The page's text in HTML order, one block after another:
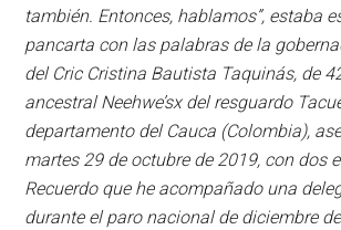
también. Entonces, hablamos”, estaba
pancarta con las palabras de la
del Cric Cristina Bautista Taquinás, de
ancestral Neehwe’sx del resguardo
departamento del Cauca (Colombia),
martes 29 de octubre de 2019, con dos
Recuerdo que he acompañado una
durante el paro nacional de diciembre